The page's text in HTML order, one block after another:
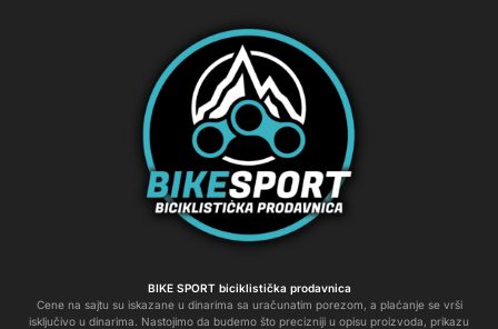
BIKE SPORT biciklistička prodavnica
Cene na sajtu su iskazane u dinarima sa uračunatim porezom, a plaćanje se vrši
isključivo u dinarima. Nastojimo da budemo što precizniji u opisu proizvoda, prikazu